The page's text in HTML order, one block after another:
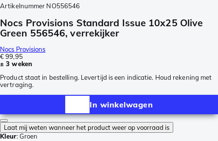
Artikelnummer NO556546
Nocs Provisions Standard Issue 10x25 Olive
Green 556546, verrekijker
Nocs Provisions
€ 99,95
± 3 weken
Product staat in bestelling. Levertijd is een indicatie. Houd rekening met
vertraging.
In winkelwagen
Laat mij weten wanneer het product weer op voorraad is
Kleur:Groen